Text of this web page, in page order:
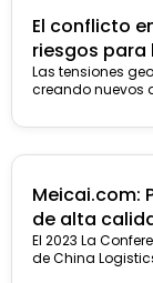
El conflicto
riesgos
la demanda
Las tensiones
creando nuevos
Meicai.com:
de alta
China para
El 2023 La
de China